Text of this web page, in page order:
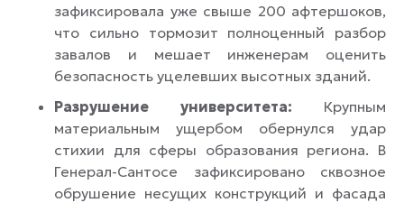
зафиксировала уже свыше 200 афтершоков,
что сильно тормозит полноценный разбор
завалов и мешает инженерам оценить
безопасность уцелевших высотных зданий.
Разрушение университета: Крупным
материальным ущербом обернулся удар
стихии для сферы образования региона. В
Генерал-Сантосе зафиксировано сквозное
обрушение несущих конструкций и фасада